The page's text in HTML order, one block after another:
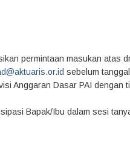
permintaan masukan atas
sebelum
Anggaran Dasar PAI
Bapak/Ibu dalam sesi